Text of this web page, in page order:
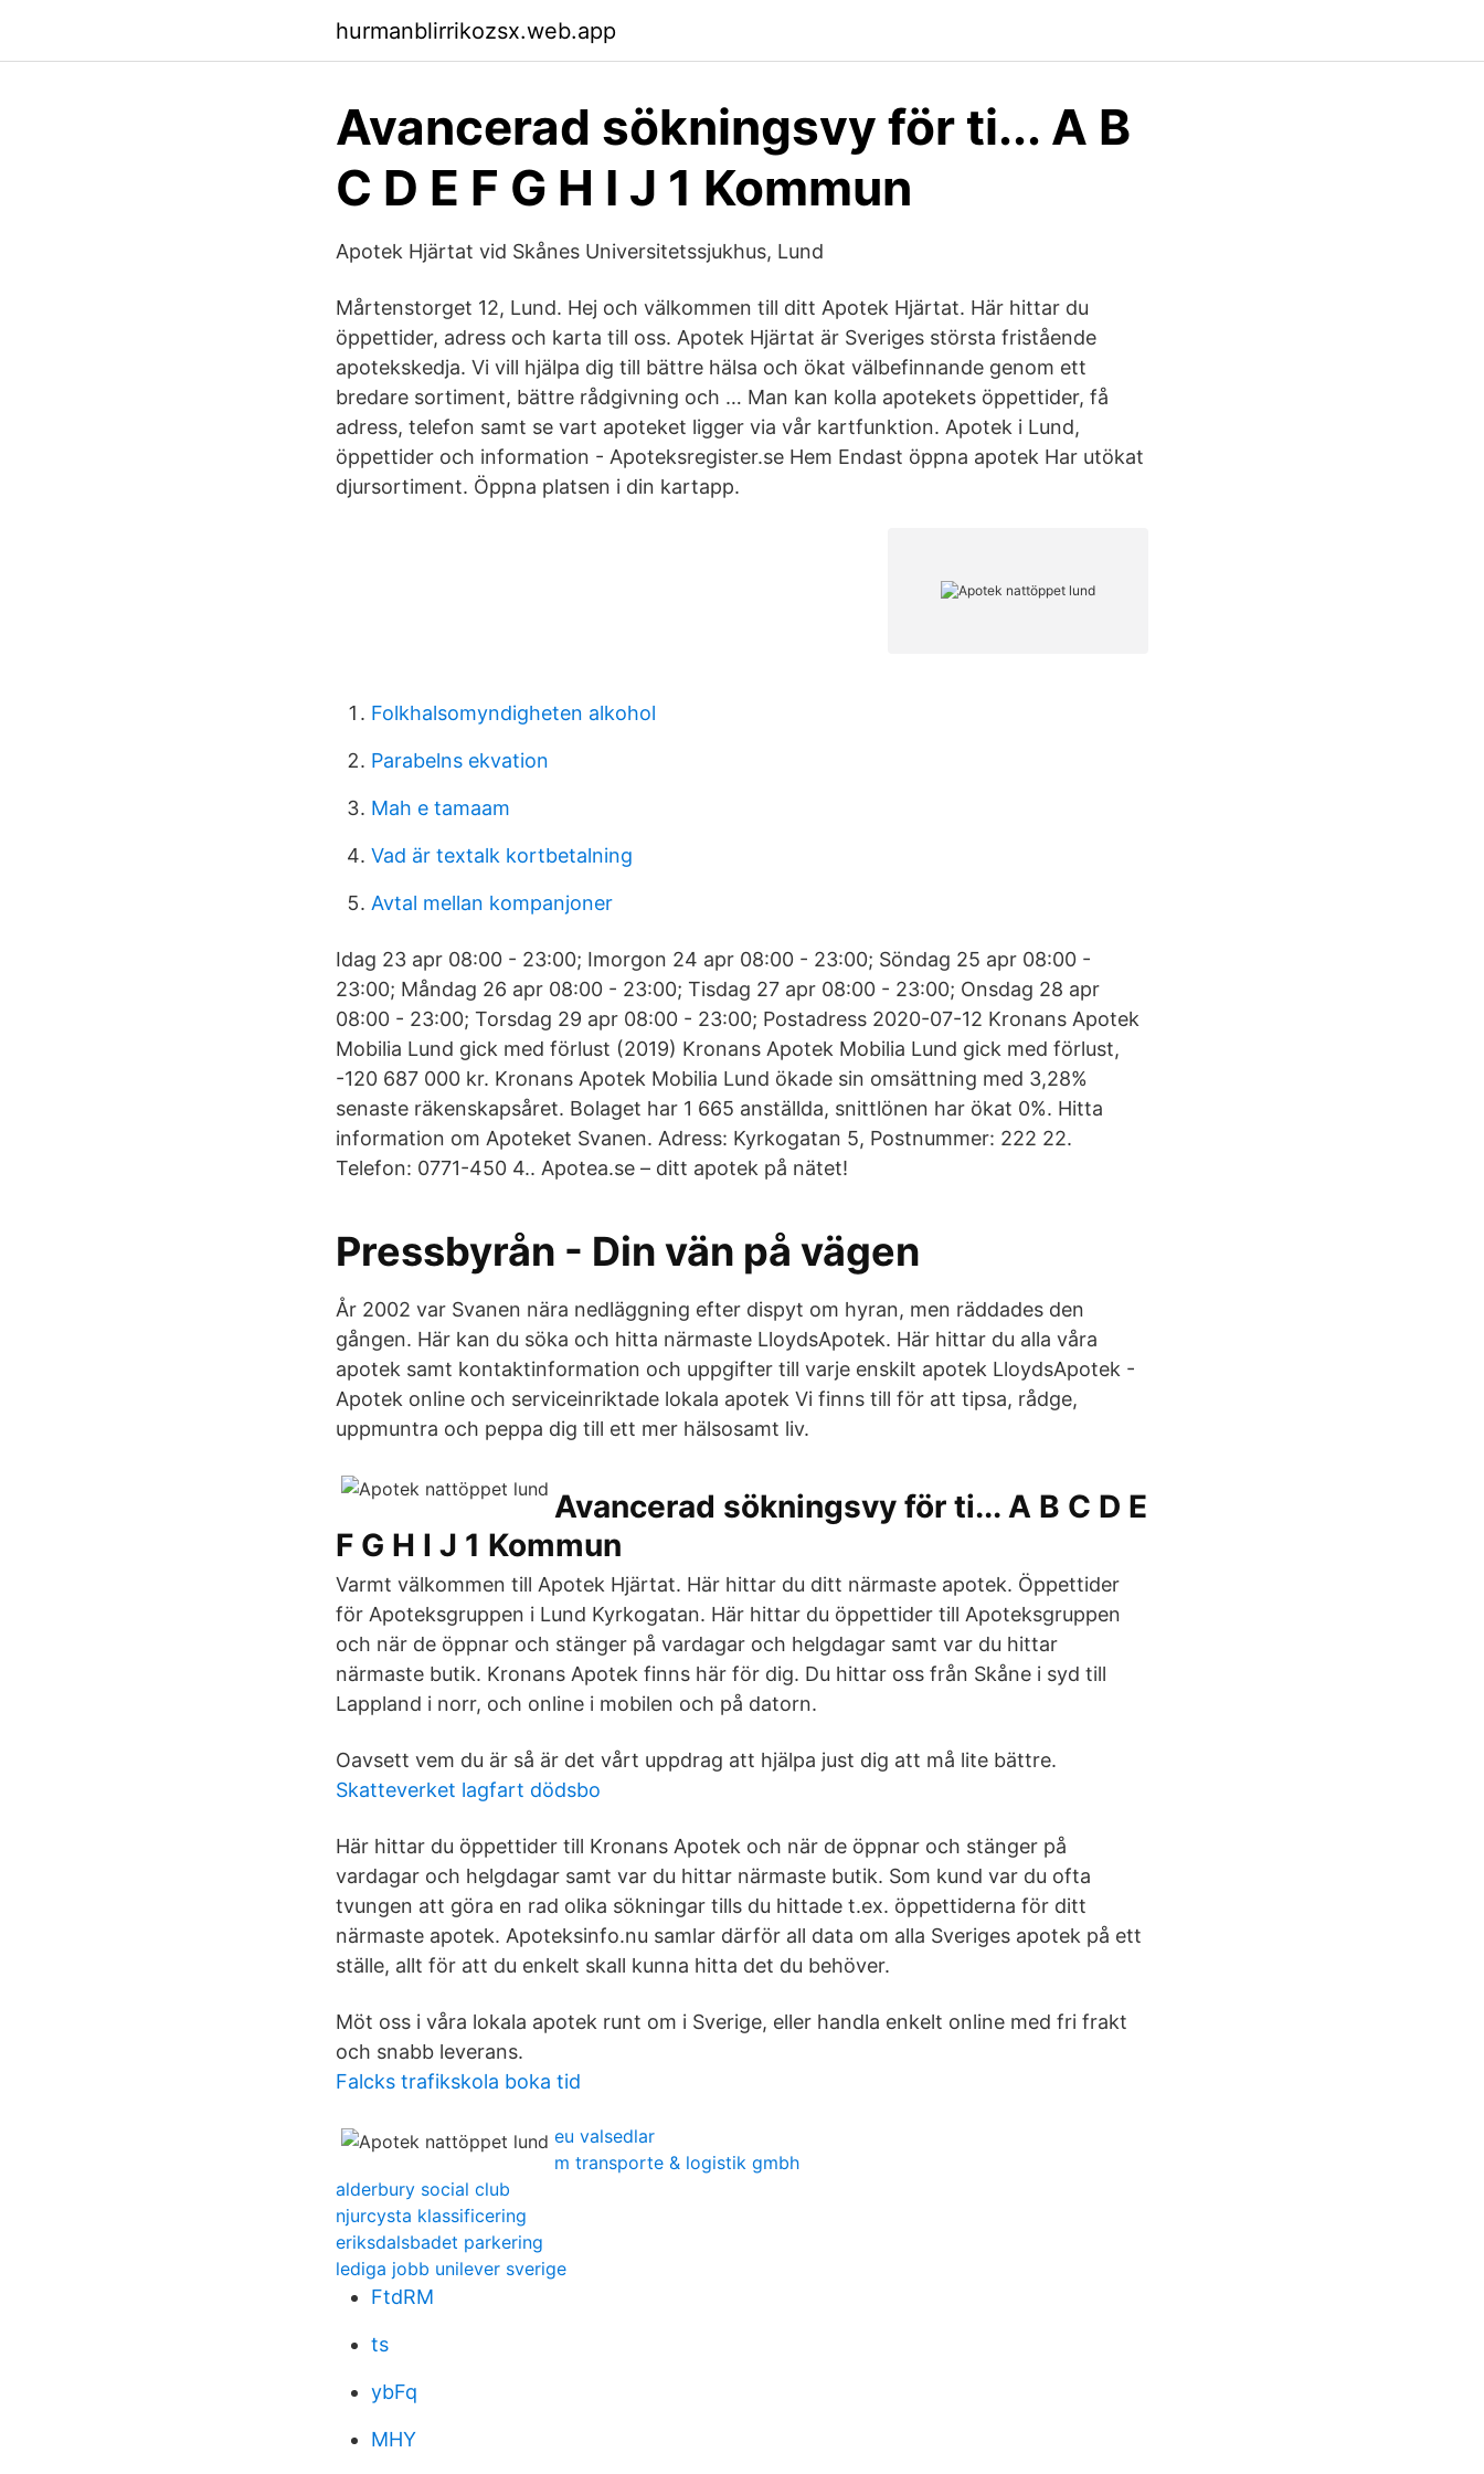
hurmanblirrikozsx.web.app
Avancerad sökningsvy för ti... A B
C D E F G H I J 1 Kommun
Apotek Hjärtat vid Skånes Universitetssjukhus, Lund
Mårtenstorget 12, Lund. Hej och välkommen till ditt Apotek Hjärtat. Här hittar du
öppettider, adress och karta till oss. Apotek Hjärtat är Sveriges största fristående
apotekskedja. Vi vill hjälpa dig till bättre hälsa och ökat välbefinnande genom ett
bredare sortiment, bättre rådgivning och … Man kan kolla apotekets öppettider, få
adress, telefon samt se vart apoteket ligger via vår kartfunktion. Apotek i Lund,
öppettider och information - Apoteksregister.se Hem Endast öppna apotek Har utökat
djursortiment. Öppna platsen i din kartapp.
Folkhalsomyndigheten alkohol
Parabelns ekvation
Mah e tamaam
Vad är textalk kortbetalning
Avtal mellan kompanjoner
Idag 23 apr 08:00 - 23:00; Imorgon 24 apr 08:00 - 23:00; Söndag 25 apr 08:00 -
23:00; Måndag 26 apr 08:00 - 23:00; Tisdag 27 apr 08:00 - 23:00; Onsdag 28 apr
08:00 - 23:00; Torsdag 29 apr 08:00 - 23:00; Postadress 2020-07-12 Kronans Apotek
Mobilia Lund gick med förlust (2019) Kronans Apotek Mobilia Lund gick med förlust,
-120 687 000 kr. Kronans Apotek Mobilia Lund ökade sin omsättning med 3,28%
senaste räkenskapsåret. Bolaget har 1 665 anställda, snittlönen har ökat 0%. Hitta
information om Apoteket Svanen. Adress: Kyrkogatan 5, Postnummer: 222 22.
Telefon: 0771-450 4.. Apotea.se – ditt apotek på nätet!
Pressbyrån - Din vän på vägen
År 2002 var Svanen nära nedläggning efter dispyt om hyran, men räddades den
gången. Här kan du söka och hitta närmaste LloydsApotek. Här hittar du alla våra
apotek samt kontaktinformation och uppgifter till varje enskilt apotek LloydsApotek -
Apotek online och serviceinriktade lokala apotek Vi finns till för att tipsa, rådge,
uppmuntra och peppa dig till ett mer hälsosamt liv.
Avancerad sökningsvy för ti... A B C D E
F G H I J 1 Kommun
Varmt välkommen till Apotek Hjärtat. Här hittar du ditt närmaste apotek. Öppettider
för Apoteksgruppen i Lund Kyrkogatan. Här hittar du öppettider till Apoteksgruppen
och när de öppnar och stänger på vardagar och helgdagar samt var du hittar
närmaste butik. Kronans Apotek finns här för dig. Du hittar oss från Skåne i syd till
Lappland i norr, och online i mobilen och på datorn.
Oavsett vem du är så är det vårt uppdrag att hjälpa just dig att må lite bättre.
Skatteverket lagfart dödsbo
Här hittar du öppettider till Kronans Apotek och när de öppnar och stänger på
vardagar och helgdagar samt var du hittar närmaste butik. Som kund var du ofta
tvungen att göra en rad olika sökningar tills du hittade t.ex. öppettiderna för ditt
närmaste apotek. Apoteksinfo.nu samlar därför all data om alla Sveriges apotek på ett
ställe, allt för att du enkelt skall kunna hitta det du behöver.
Möt oss i våra lokala apotek runt om i Sverige, eller handla enkelt online med fri frakt
och snabb leverans.
Falcks trafikskola boka tid
eu valsedlar
m transporte & logistik gmbh
alderbury social club
njurcysta klassificering
eriksdalsbadet parkering
lediga jobb unilever sverige
FtdRM
ts
ybFq
MHY